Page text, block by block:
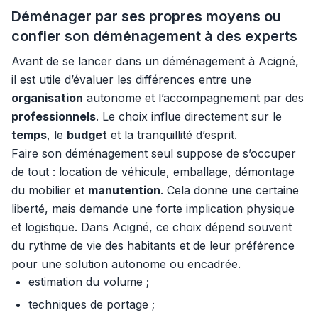
Déménager par ses propres moyens ou
confier son déménagement à des experts
Avant de se lancer dans un déménagement à Acigné,
il est utile d’évaluer les différences entre une
organisation autonome et l’accompagnement par des
professionnels. Le choix influe directement sur le
temps, le budget et la tranquillité d’esprit.
Faire son déménagement seul suppose de s’occuper
de tout : location de véhicule, emballage, démontage
du mobilier et manutention. Cela donne une certaine
liberté, mais demande une forte implication physique
et logistique. Dans Acigné, ce choix dépend souvent
du rythme de vie des habitants et de leur préférence
pour une solution autonome ou encadrée.
estimation du volume ;
techniques de portage ;